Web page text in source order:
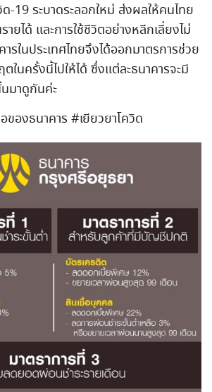
-19 ระบาดระลอกใหม่ ส่งผลให้คนไทย
ยได้ และการใช้ชีวิตอย่างหลีกเลี่ยงไม่
รในประเทศไทยจึงได้ออกมาตรการช่วย
ในครั้งนี้ไปให้ได้ ซึ่งแต่ละธนาคารจะมี
นมาดูกันค่ะ
ของธนาคาร #เยียวยาโควิด